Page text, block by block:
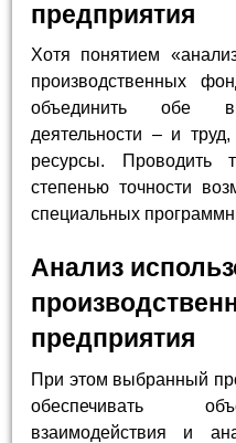
предприятия
Хотя понятием
производственных
объединить обе
деятельности – и
ресурсы. Проводить
степенью точности
специальных
Анализ
предприятия
При этом выбранный
обеспечивать
взаимодействия и